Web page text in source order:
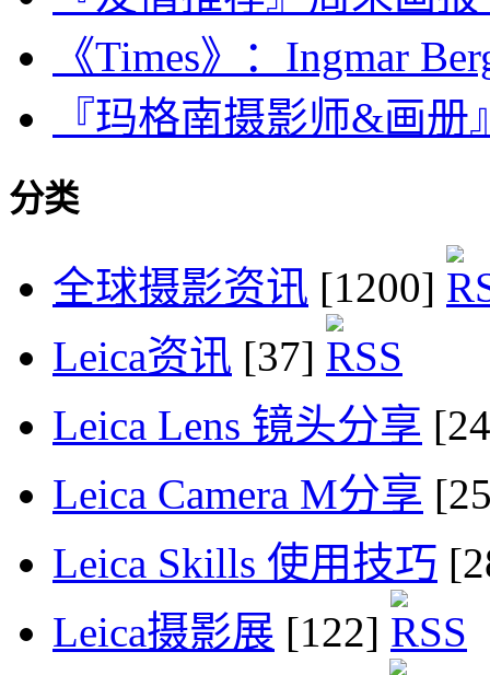
《Times》：Ingmar
『玛格南摄影师&画册
分类
全球摄影资讯 [1200]
Leica资讯 [37]
Leica Lens 镜头分享
Leica Camera M分享
Leica Skills 使用技巧
Leica摄影展 [122]